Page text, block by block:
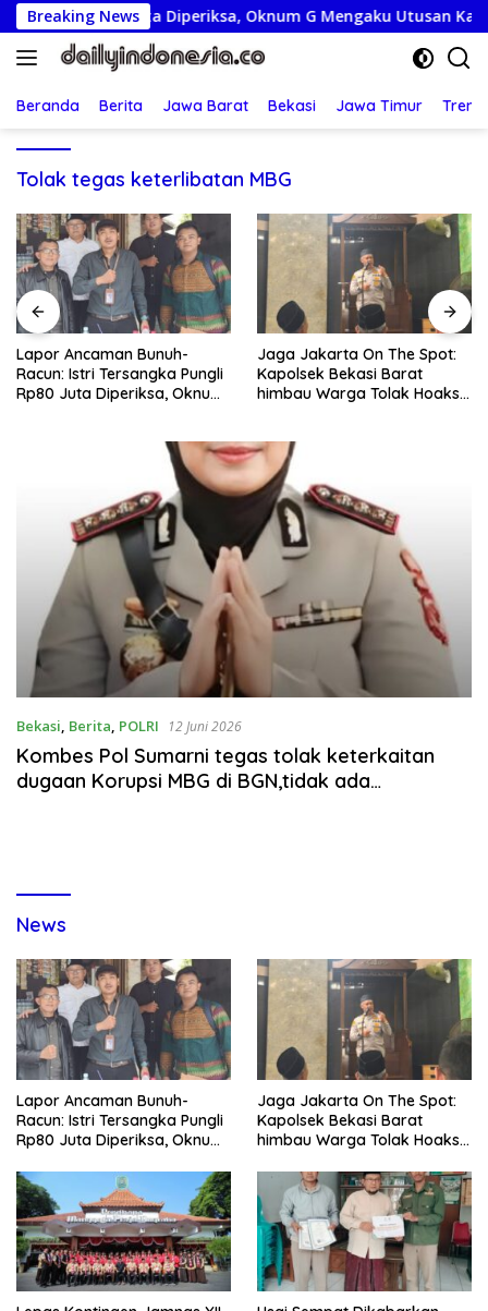
Langsung
ke
konten
Breaking News
Rp80 Juta Diperiksa, Oknum G Mengaku Utusan Kadis
Beranda Berita Jawa Barat Bekasi Jawa Timur
Tolak tegas keterlibatan MBG
Jaga Jakarta On The Spot:
Kapolsek Bekasi Barat
himbau Warga Tolak Hoaks
Lepas Kontingen Jamnas XII,
Wabup Syah Minta Pramuka
Harumkan Nama Trenggalek
Bekasi, Berita, POLRI 12 Juni 2026
Kombes Pol Sumarni tegas tolak keterkaitan
dugaan Korupsi MBG di BGN,tidak ada
News
Lapor Ancaman Bunuh-
Racun: Istri Tersangka Pungli
Rp80 Juta Diperiksa, Oknum
Disdagperin
Jaga Jakarta On The Spot:
Kapolsek Bekasi Barat
himbau Warga Tolak Hoaks
Sholat Jumat